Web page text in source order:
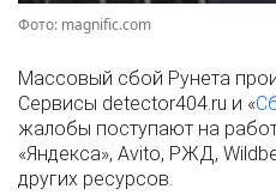
Фото: magnific.com
Массовый сбой Рунета
Сервисы detector404.ru и «
жалобы поступают на
«Яндекса», Avito, РЖД,
других ресурсов.